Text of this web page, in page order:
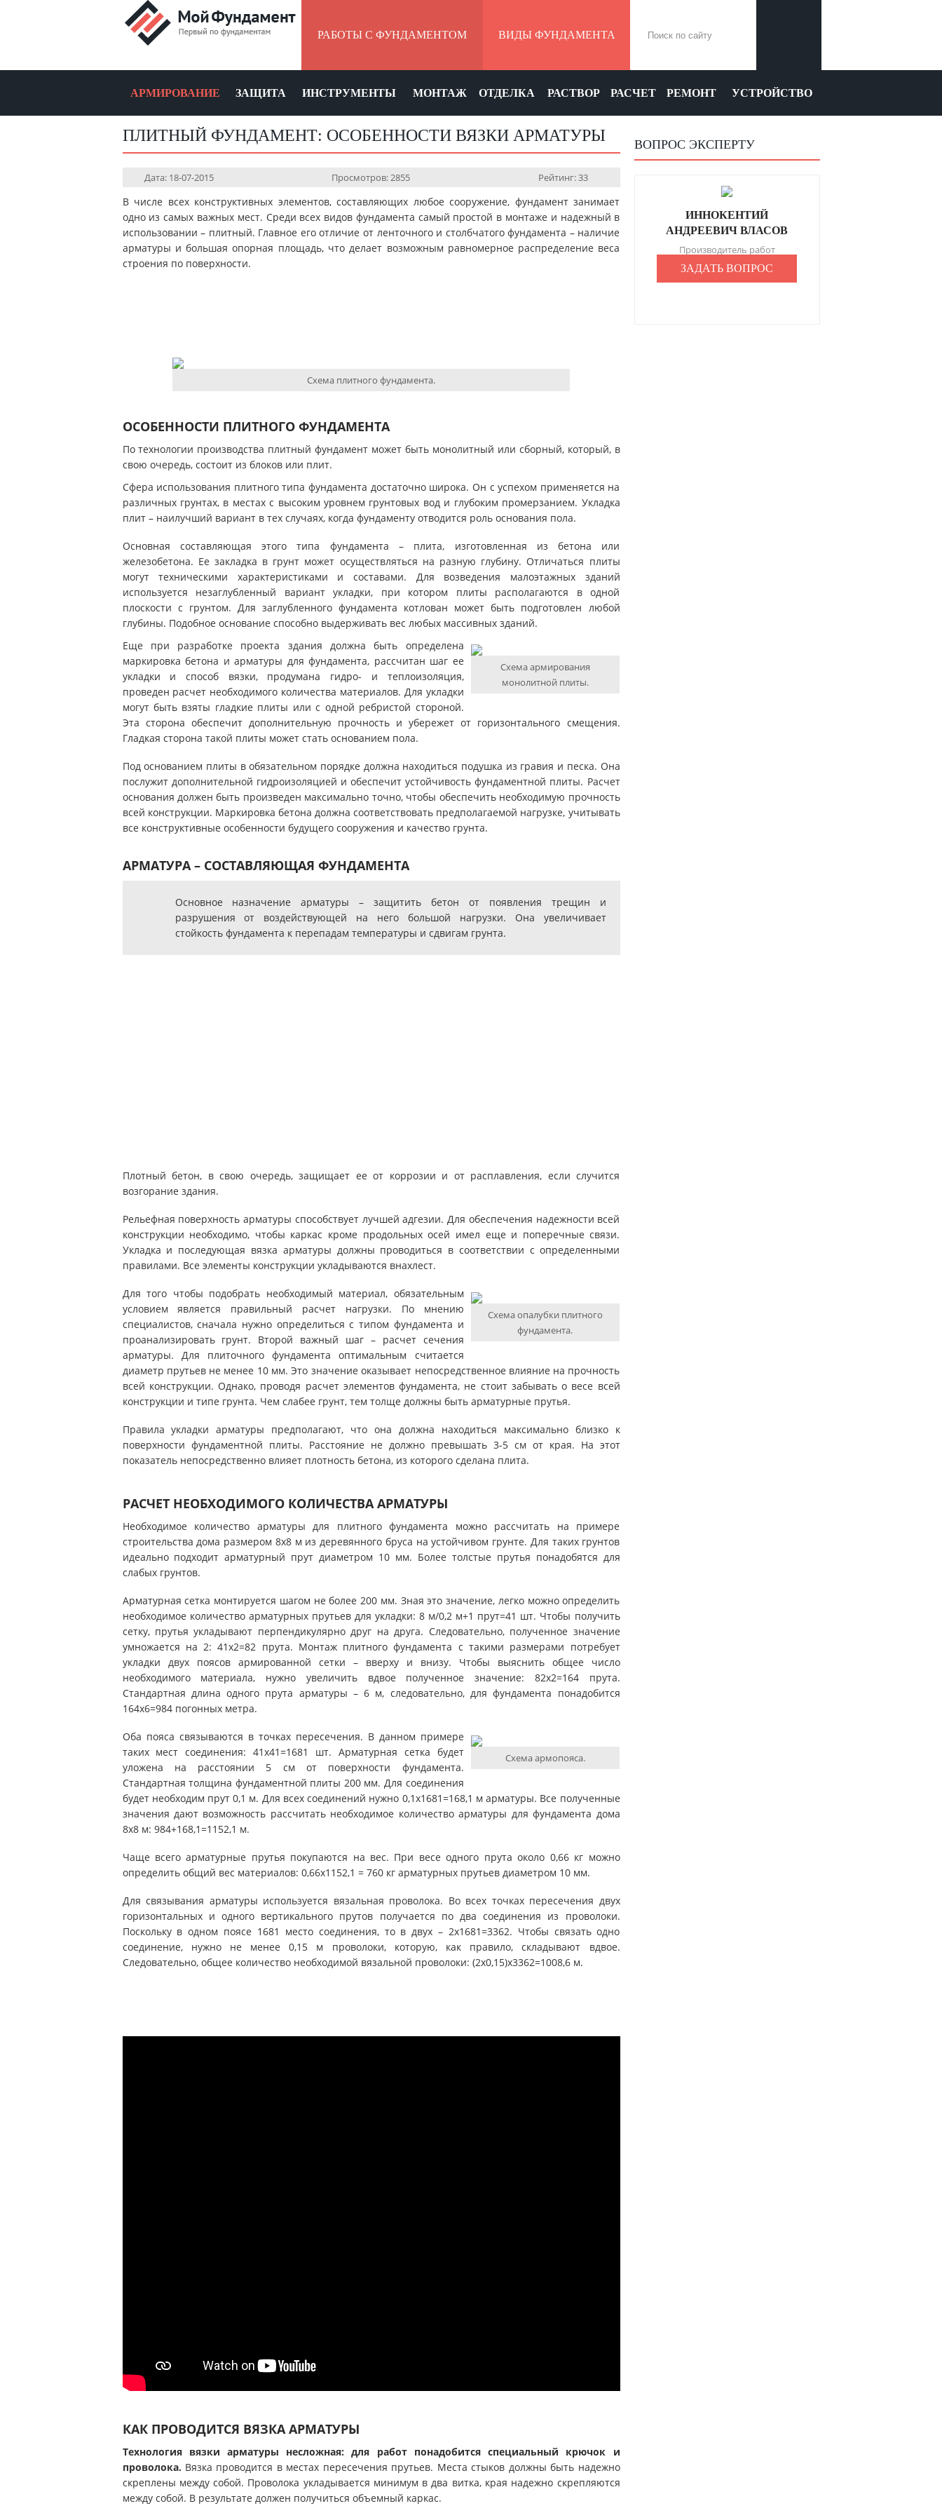
АРМИРОВАНИЕ ЗАЩИТА ИНСТРУМЕНТЫ МОНТАЖ ОТДЕЛКА РАСТВОР РАСЧЕТ РЕМОНТ УСТРОЙСТВО
РАБОТЫ С ФУНДАМЕНТОМ ВИДЫ ФУНДАМЕНТА
ПЛИТНЫЙ ФУНДАМЕНТ: ОСОБЕННОСТИ ВЯЗКИ АРМАТУРЫ
Дата: 18-07-2015 Просмотров: 2855 Рейтинг: 33
В числе всех конструктивных элементов, составляющих любое сооружение, фундамент занимает
одно из самых важных мест. Среди всех видов фундамента самый простой в монтаже и надежный в
использовании – плитный. Главное его отличие от ленточного и столбчатого фундамента – наличие
арматуры и большая опорная площадь, что делает возможным равномерное распределение веса
строения по поверхности.
Схема плитного фундамента.
ОСОБЕННОСТИ ПЛИТНОГО ФУНДАМЕНТА
По технологии производства плитный фундамент может быть монолитный или сборный, который, в
свою очередь, состоит из блоков или плит.
Сфера использования плитного типа фундамента достаточно широка. Он с успехом применяется на
различных грунтах, в местах с высоким уровнем грунтовых вод и глубоким промерзанием. Укладка
плит – наилучший вариант в тех случаях, когда фундаменту отводится роль основания пола.
Основная составляющая этого типа фундамента – плита, изготовленная из бетона или
железобетона. Ее закладка в грунт может осуществляться на разную глубину. Отличаться плиты
могут техническими характеристиками и составами. Для возведения малоэтажных зданий
используется незаглубленный вариант укладки, при котором плиты располагаются в одной
плоскости с грунтом. Для заглубленного фундамента котлован может быть подготовлен любой
глубины. Подобное основание способно выдерживать вес любых массивных зданий.
Схема армирования
монолитной плиты.
Еще при разработке проекта здания должна быть определена
маркировка бетона и арматуры для фундамента, рассчитан шаг ее
укладки и способ вязки, продумана гидро- и теплоизоляция,
проведен расчет необходимого количества материалов. Для укладки
могут быть взяты гладкие плиты или с одной ребристой стороной.
Эта сторона обеспечит дополнительную прочность и убережет от горизонтального смещения.
Гладкая сторона такой плиты может стать основанием пола.
Под основанием плиты в обязательном порядке должна находиться подушка из гравия и песка. Она
послужит дополнительной гидроизоляцией и обеспечит устойчивость фундаментной плиты. Расчет
основания должен быть произведен максимально точно, чтобы обеспечить необходимую прочность
всей конструкции. Маркировка бетона должна соответствовать предполагаемой нагрузке, учитывать
все конструктивные особенности будущего сооружения и качество грунта.
АРМАТУРА – СОСТАВЛЯЮЩАЯ ФУНДАМЕНТА
Основное назначение арматуры – защитить бетон от появления трещин и
разрушения от воздействующей на него большой нагрузки. Она увеличивает
стойкость фундамента к перепадам температуры и сдвигам грунта.
Плотный бетон, в свою очередь, защищает ее от коррозии и от расплавления, если случится
возгорание здания.
Рельефная поверхность арматуры способствует лучшей адгезии. Для обеспечения надежности всей
конструкции необходимо, чтобы каркас кроме продольных осей имел еще и поперечные связи.
Укладка и последующая вязка арматуры должны проводиться в соответствии с определенными
правилами. Все элементы конструкции укладываются внахлест.
Схема опалубки плитного
фундамента.
Для того чтобы подобрать необходимый материал, обязательным
условием является правильный расчет нагрузки. По мнению
специалистов, сначала нужно определиться с типом фундамента и
проанализировать грунт. Второй важный шаг – расчет сечения
арматуры. Для плиточного фундамента оптимальным считается
диаметр прутьев не менее 10 мм. Это значение оказывает непосредственное влияние на прочность
всей конструкции. Однако, проводя расчет элементов фундамента, не стоит забывать о весе всей
конструкции и типе грунта. Чем слабее грунт, тем толще должны быть арматурные прутья.
Правила укладки арматуры предполагают, что она должна находиться максимально близко к
поверхности фундаментной плиты. Расстояние не должно превышать 3-5 см от края. На этот
показатель непосредственно влияет плотность бетона, из которого сделана плита.
РАСЧЕТ НЕОБХОДИМОГО КОЛИЧЕСТВА АРМАТУРЫ
Необходимое количество арматуры для плитного фундамента можно рассчитать на примере
строительства дома размером 8х8 м из деревянного бруса на устойчивом грунте. Для таких грунтов
идеально подходит арматурный прут диаметром 10 мм. Более толстые прутья понадобятся для
слабых грунтов.
Арматурная сетка монтируется шагом не более 200 мм. Зная это значение, легко можно определить
необходимое количество арматурных прутьев для укладки: 8 м/0,2 м+1 прут=41 шт. Чтобы получить
сетку, прутья укладывают перпендикулярно друг на друга. Следовательно, полученное значение
умножается на 2: 41х2=82 прута. Монтаж плитного фундамента с такими размерами потребует
укладки двух поясов армированной сетки – вверху и внизу. Чтобы выяснить общее число
необходимого материала, нужно увеличить вдвое полученное значение: 82х2=164 прута.
Стандартная длина одного прута арматуры – 6 м, следовательно, для фундамента понадобится
164х6=984 погонных метра.
Схема армопояса.
Оба пояса связываются в точках пересечения. В данном примере
таких мест соединения: 41х41=1681 шт. Арматурная сетка будет
уложена на расстоянии 5 см от поверхности фундамента.
Стандартная толщина фундаментной плиты 200 мм. Для соединения
будет необходим прут 0,1 м. Для всех соединений нужно 0,1х1681=168,1 м арматуры. Все полученные
значения дают возможность рассчитать необходимое количество арматуры для фундамента дома
8х8 м: 984+168,1=1152,1 м.
Чаще всего арматурные прутья покупаются на вес. При весе одного прута около 0,66 кг можно
определить общий вес материалов: 0,66х1152,1 = 760 кг арматурных прутьев диаметром 10 мм.
Для связывания арматуры используется вязальная проволока. Во всех точках пересечения двух
горизонтальных и одного вертикального прутов получается по два соединения из проволоки.
Поскольку в одном поясе 1681 место соединения, то в двух – 2х1681=3362. Чтобы связать одно
соединение, нужно не менее 0,15 м проволоки, которую, как правило, складывают вдвое.
Следовательно, общее количество необходимой вязальной проволоки: (2х0,15)х3362=1008,6 м.
КАК ПРОВОДИТСЯ ВЯЗКА АРМАТУРЫ
Технология вязки арматуры несложная: для работ понадобится специальный крючок и
проволока. Вязка проводится в местах пересечения прутьев. Места стыков должны быть надежно
скреплены между собой. Проволока укладывается минимум в два витка, края надежно скрепляются
между собой. В результате должен получиться объемный каркас.
ВОПРОС ЭКСПЕРТУ
ИННОКЕНТИЙ
АНДРЕЕВИЧ ВЛАСОВ
Производитель работ
ЗАДАТЬ ВОПРОС